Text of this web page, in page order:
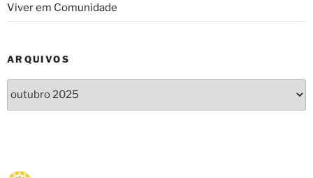
Viver em Comunidade
ARQUIVOS